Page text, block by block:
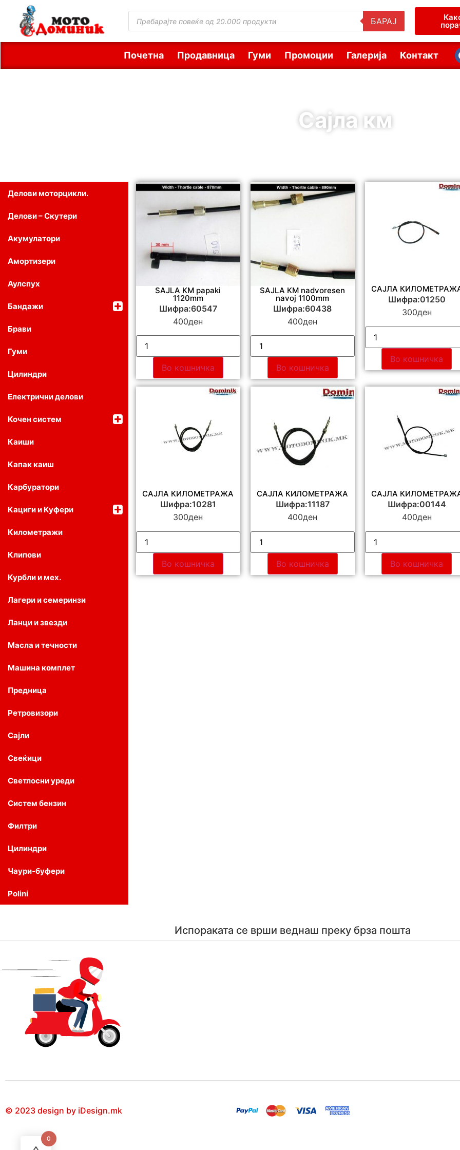
БАРАЈ
Почетна Продавница Гуми Промоции Галерија Контакт
Сајлa км
Делови моторцикли.
Делови – Скутери
Акумулатори
Амортизери
Аулспух
Бандажи
Брави
Гуми
Цилиндри
Електрични делови
Кочен систем
Каиши
Капак каиш
Карбуратори
Кациги и Куфери
Километражи
Клипови
Курбли и мех.
Лагери и семеринзи
Ланци и звезди
Масла и течности
Машина комплет
Предница
Ретровизори
Сајли
Свеќици
Светлосни уреди
Систем бензин
Филтри
Цилиндри
Чаури-буфери
Polini
SAJLA KМ papaki
1120mm
Шифра:60547
400ден
Во кошничка
SAJLA КМ nadvoresen
navoj 1100mm
Шифра:60438
400ден
Во кошничка
САЈЛА
Шифра:01250
300ден
Во кошничка
САЈЛА КИЛОМЕТРАЖА
Шифра:10281
300ден
Во кошничка
САЈЛА КИЛОМЕТРАЖА
Шифра:11187
400ден
Во кошничка
САЈЛА
Шифра:00144
400ден
Во кошничка
Испораката се врши веднаш преку брза пошта
© 2023 design by iDesign.mk
0